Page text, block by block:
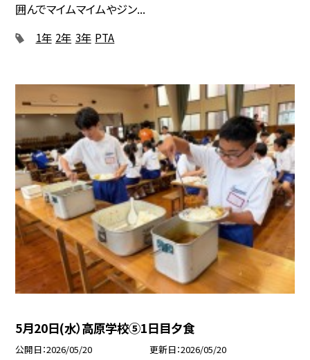
囲んでマイムマイムやジン...
1年 2年 3年 PTA
5月20日(水）高原学校⑤1日目夕食
公開日 2026/05/20 更新日 2026/05/20